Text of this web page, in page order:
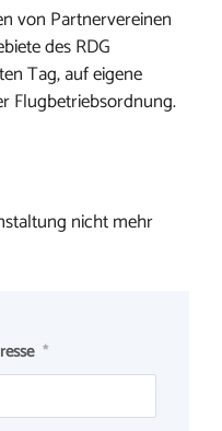
von Partnervereinen
des RDG
Tag, auf eigene
Flugbetriebsordnung.
nicht mehr
*